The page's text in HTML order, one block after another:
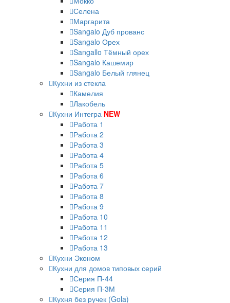
Селена
Маргарита
Sangalo Дуб прованс
Sangalo Орех
Sangallo Тёмный орех
Sangalo Кашемир
Sangalo Белый глянец
Кухни из стекла
Камелия
Лакобель
Кухни Интегра NEW
Работа 1
Работа 2
Работа 3
Работа 4
Работа 5
Работа 6
Работа 7
Работа 8
Работа 9
Работа 10
Работа 11
Работа 12
Работа 13
Кухни Эконом
Кухни для домов типовых серий
Серия П-44
Серия П-3М
Кухня без ручек (Gola)